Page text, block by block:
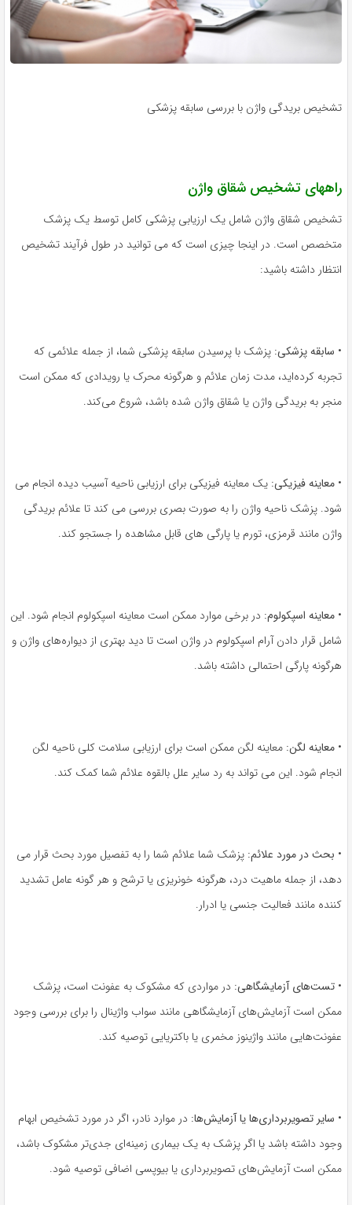
تشخیص بریدگی واژن با بررسی سابقه پزشکی
راههای تشخیص شقاق واژن
تشخیص شقاق واژن شامل یک ارزیابی پزشکی کامل توسط یک پزشک
متخصص است. در اینجا چیزی است که می توانید در طول فرآیند تشخیص
انتظار داشته باشید:
• سابقه پزشکی: پزشک با پرسیدن سابقه پزشکی شما، از جمله علائمی که
تجربه کرده‌اید، مدت زمان علائم و هرگونه محرک یا رویدادی که ممکن است
منجر به بریدگی واژن یا شقاق واژن شده باشد، شروع می‌کند.
• معاینه فیزیکی: یک معاینه فیزیکی برای ارزیابی ناحیه آسیب دیده انجام می
شود. پزشک ناحیه واژن را به صورت بصری بررسی می کند تا علائم بریدگی
واژن مانند قرمزی، تورم یا پارگی های قابل مشاهده را جستجو کند.
• معاینه اسپکولوم: در برخی موارد ممکن است معاینه اسپکولوم انجام شود. این
شامل قرار دادن آرام اسپکولوم در واژن است تا دید بهتری از دیواره‌های واژن و
هرگونه پارگی احتمالی داشته باشد.
• معاینه لگن: معاینه لگن ممکن است برای ارزیابی سلامت کلی ناحیه لگن
انجام شود. این می تواند به رد سایر علل بالقوه علائم شما کمک کند.
• بحث در مورد علائم: پزشک شما علائم شما را به تفصیل مورد بحث قرار می
دهد، از جمله ماهیت درد، هرگونه خونریزی یا ترشح و هر گونه عامل تشدید
کننده مانند فعالیت جنسی یا ادرار.
• تست‌های آزمایشگاهی: در مواردی که مشکوک به عفونت است، پزشک
ممکن است آزمایش‌های آزمایشگاهی مانند سواب واژینال را برای بررسی وجود
عفونت‌هایی مانند واژینوز مخمری یا باکتریایی توصیه کند.
• سایر تصویربرداری‌ها یا آزمایش‌ها: در موارد نادر، اگر در مورد تشخیص ابهام
وجود داشته باشد یا اگر پزشک به یک بیماری زمینه‌ای جدی‌تر مشکوک باشد،
ممکن است آزمایش‌های تصویربرداری یا بیوپسی اضافی توصیه شود.